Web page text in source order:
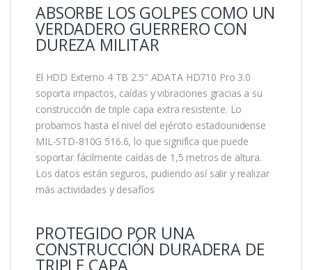
ABSORBE LOS GOLPES COMO UN
VERDADERO GUERRERO CON
DUREZA MILITAR
El HDD Externo 4 TB 2.5″ ADATA HD710 Pro 3.0
soporta impactos, caídas y vibraciones gracias a su
construcción de triple capa extra resistente. Lo
probamos hasta el nivel del ejército estadounidense
MIL-STD-810G 516.6, lo que significa que puede
soportar fácilmente caídas de 1,5 metros de altura.
Los datos están seguros, pudiendo así salir y realizar
más actividades y desafíos
PROTEGIDO POR UNA
CONSTRUCCIÓN DURADERA DE
TRIPLE CAPA